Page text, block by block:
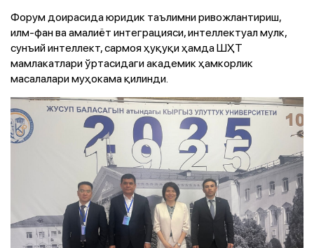
Форум доирасида юридик таълимни ривожлантириш,
илм-фан ва амалиёт интеграцияси, интеллектуал мулк,
сунъий интеллект, сармоя ҳуқуқи ҳамда ШҲТ
мамлакатлари ўртасидаги академик ҳамкорлик
масалалари муҳокама қилинди.